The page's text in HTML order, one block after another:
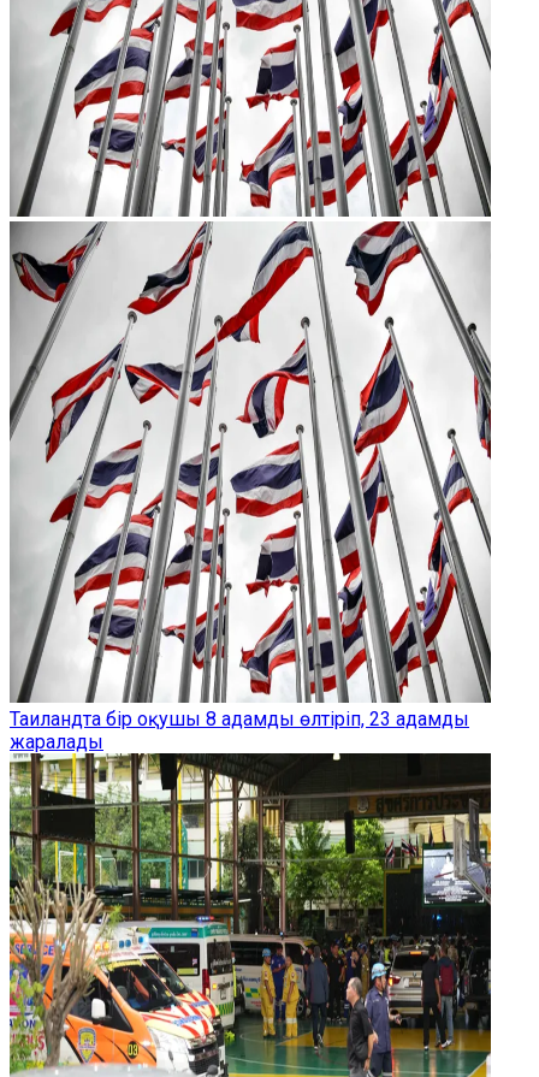
Таиландта бір оқушы 8 адамды өлтіріп, 23 адамды
жаралады